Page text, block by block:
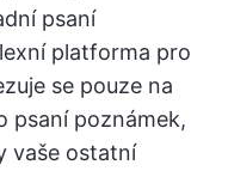
psaní
platforma pro
se pouze na
psaní poznámek,
vaše ostatní